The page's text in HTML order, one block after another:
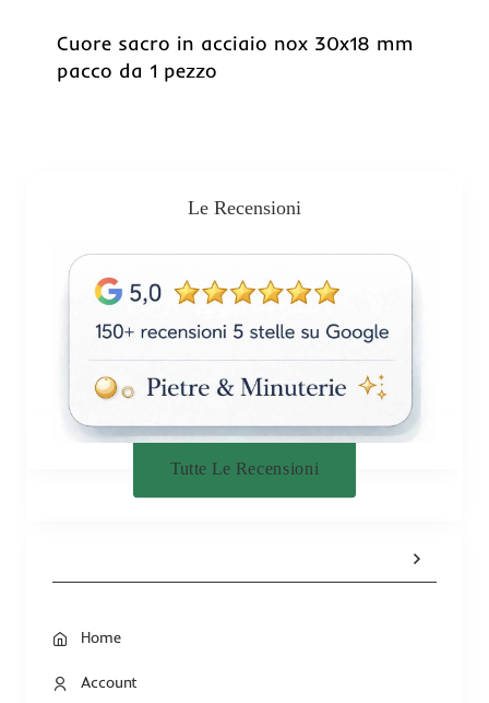
Cuore sacro in acciaio nox 30x18 mm
pacco da 1 pezzo
Le Recensioni
Tutte Le Recensioni
Home
Account